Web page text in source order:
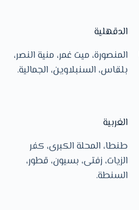
الدقهلية
المنصورة، ميت غمر، منية النصر،
بلقاس، السنبلاوين، الجمالية.
الغربية
طنطا، المحلة الكبرى، كفر
الزيات، زفتى، بسيون، قطور،
السنطة.